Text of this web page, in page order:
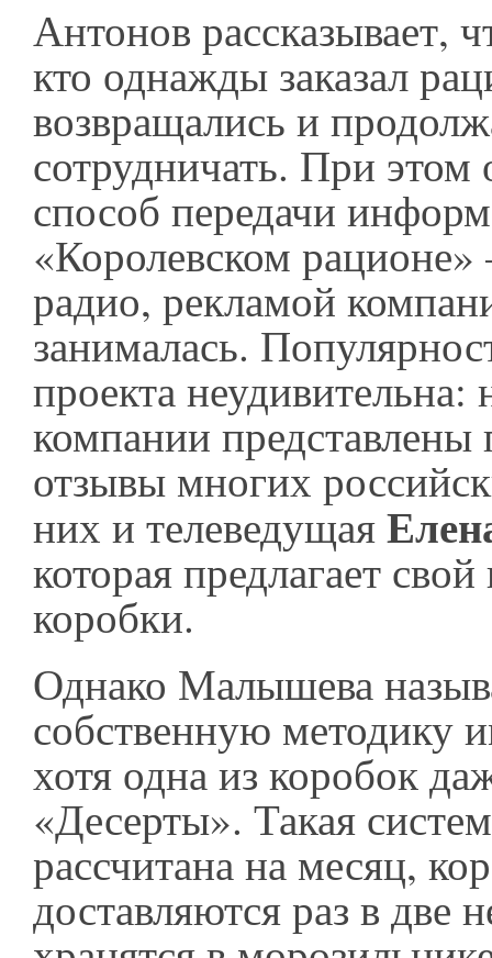
Антонов рассказывает,
кто однажды заказал
возвращались и
сотрудничать. При этом
способ передачи
«Королевском
радио, рекламой
занималась.
проекта неудивительна:
компании
отзывы многих
них и телеведущая
которая предлагает свой
коробки.
Однако Малышева
собственную методику
хотя одна из коробок
«Десерты». Такая
рассчитана на месяц,
доставляются раз в две